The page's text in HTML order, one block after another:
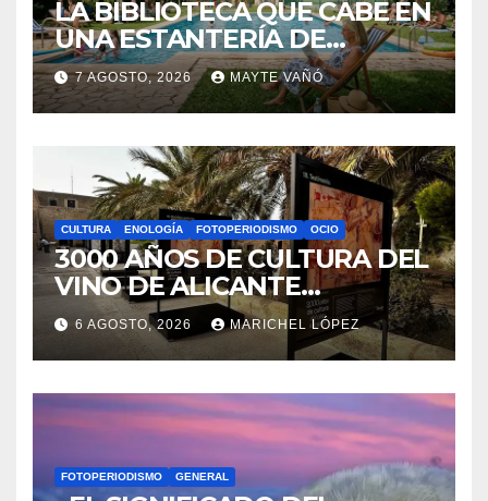
GENERAL OCIO
LA BIBLIOTECA QUE CABE EN
UNA ESTANTERÍA DE
WALLAPOP
7 AGOSTO, 2026 MAYTE VAÑÓ
ENOLOGÍA FOTOPERIODISMO OCIO
3000 AÑOS DE CULTURA DEL
VINO DE ALICANTE
RENACEN EN EL CASTILLO
DE SANTA BÁRBARA
6 AGOSTO, 2026 MARICHEL LÓPEZ